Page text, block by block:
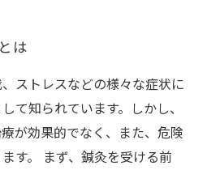
は
ストレスなどの様々な症状に
て知られています。しかし、
が効果的でなく、また、危険
す。 まず、鍼灸を受ける前